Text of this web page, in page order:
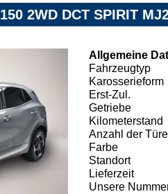
2WD DCT SPIRIT
Allgemeine
Fahrzeugtyp
Karosserieform
Erst-Zul.
Getriebe
Kilometerstand
Anzahl der
Farbe
Standort
Lieferzeit
Unsere